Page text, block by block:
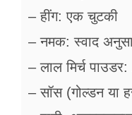
– हींग: एक चुटकी
– नमक: स्वाद
– लाल मिर्च
– सॉस (गोल्डन या